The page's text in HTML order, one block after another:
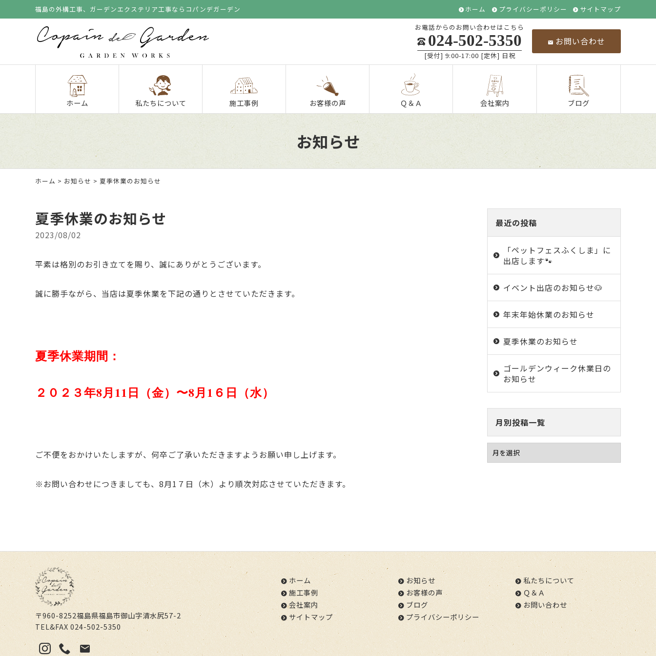
福島の外構工事、ガーデンエクステリア工事ならコパンデガーデン ホーム プライバシーポリシー
サイトマップ
お電話からのお問い合わせはこちら
024-502-5350
[受付] 9:00-17:00 [定休] 日祝
お問い合わせ
ホーム 私たちについて 施工事例 お客様の声 Ｑ＆Ａ 会社案内 ブログ
お知らせ
ホーム > お知らせ > 夏季休業のお知らせ
夏季休業のお知らせ
2023/08/02
平素は格別のお引き立てを賜り、誠にありがとうございます。
誠に勝手ながら、当店は夏季休業を下記の通りとさせていただきます。
夏季休業期間：
２０２３年8月11日（金）〜8月1６日（水）
ご不便をおかけいたしますが、何卒ご了承いただきますようお願い申し上げます。
※お問い合わせにつきましても、8月1７日（木）より順次対応させていただきます。
最近の投稿
「ペットフェスふくしま」に
出店します🐾
イベント出店のお知らせ🐶
年末年始休業のお知らせ
夏季休業のお知らせ
ゴールデンウィーク休業日の
お知らせ
月別投稿一覧
〒960-8252福島県福島市御山字清水尻57-2
TEL&FAX 024-502-5350
ホーム お知らせ
私たちについて
施工事例
お客様の声
Ｑ＆Ａ
会社案内
ブログ
お問い合わせ
サイトマップ
プライバシーポリシー